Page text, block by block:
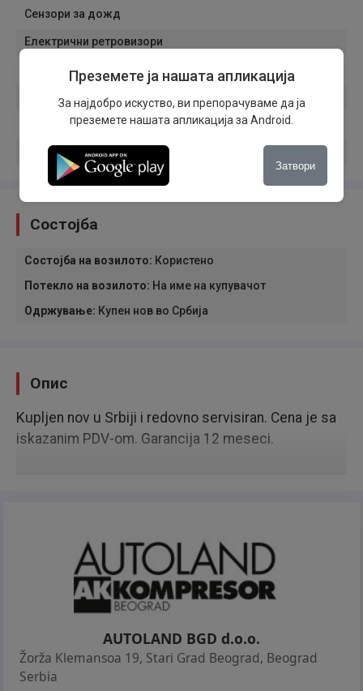
Сензори за дожд
Електрични ретровизори
Bluetooth
Мултимедија
Кожен волан
Состојба
Состојба на возилото: Користено
Потекло на возилото: На име на купувачот
Одржување: Купен нов во Србија
Опис
Kupljen nov u Srbiji i redovno servisiran. Cena je sa
iskazanim PDV-om. Garancija 12 meseci.
AUTOLAND BGD d.o.o.
Žorža Klemansoa 19, Stari Grad Beograd, Beograd
Serbia
Преземете ја нашата апликација
За најдобро искуство, ви препорачуваме да ја
преземете нашата апликација за Android.
Затвори